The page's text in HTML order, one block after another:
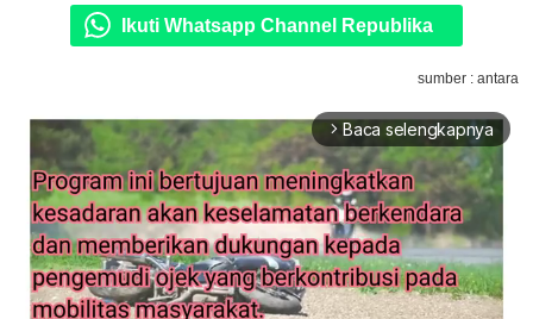
Ikuti Whatsapp Channel Republika
sumber : antara
arrow_forward_ios Baca selengkapnya